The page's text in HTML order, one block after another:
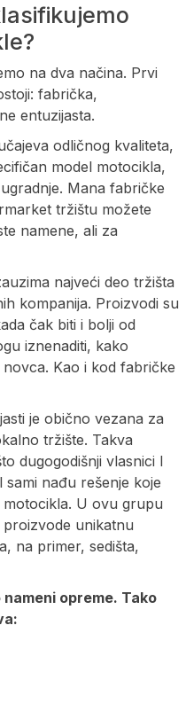
na dva načina. Prvi
fabrička,
entuzijasta.
odličnog kvaliteta,
model motocikla,
Mana fabričke
tržištu možete
namene, ali za
najveći deo tržišta
kompanija. Proizvodi su
čak biti i bolji od
iznenaditi, kako
Kao i kod fabričke
je obično vezana za
tržište. Takva
dugogodišnji vlasnici I
nađu rešenje koje
U ovu grupu
unikatnu
na primer, sedišta,
opreme. Tako